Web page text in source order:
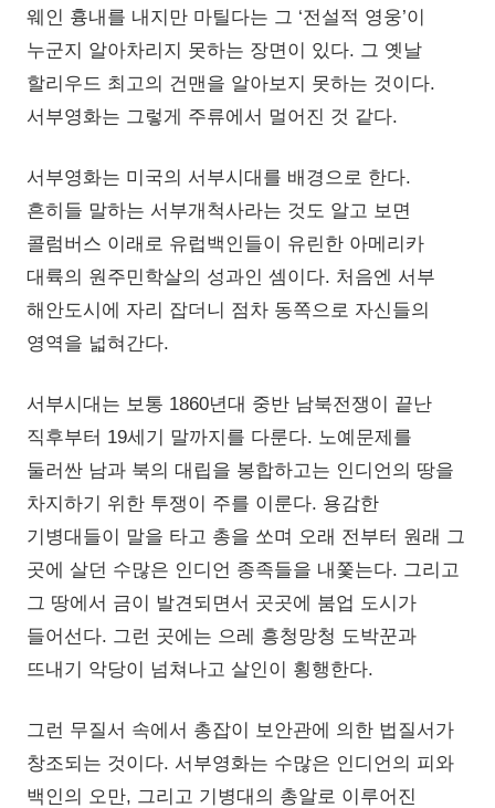
웨인 흉내를 내지만 마틸다는 그 ‘전설적 영웅’이
누군지 알아차리지 못하는 장면이 있다. 그 옛날
할리우드 최고의 건맨을 알아보지 못하는 것이다.
서부영화는 그렇게 주류에서 멀어진 것 같다.
서부영화는 미국의 서부시대를 배경으로 한다.
흔히들 말하는 서부개척사라는 것도 알고 보면
콜럼버스 이래로 유럽백인들이 유린한 아메리카
대륙의 원주민학살의 성과인 셈이다. 처음엔 서부
해안도시에 자리 잡더니 점차 동쪽으로 자신들의
영역을 넓혀간다.
서부시대는 보통 1860년대 중반 남북전쟁이 끝난
직후부터 19세기 말까지를 다룬다. 노예문제를
둘러싼 남과 북의 대립을 봉합하고는 인디언의 땅을
차지하기 위한 투쟁이 주를 이룬다. 용감한
기병대들이 말을 타고 총을 쏘며 오래 전부터 원래 그
곳에 살던 수많은 인디언 종족들을 내쫓는다. 그리고
그 땅에서 금이 발견되면서 곳곳에 붐업 도시가
들어선다. 그런 곳에는 으레 흥청망청 도박꾼과
뜨내기 악당이 넘쳐나고 살인이 횡행한다.
그런 무질서 속에서 총잡이 보안관에 의한 법질서가
창조되는 것이다. 서부영화는 수많은 인디언의 피와
백인의 오만, 그리고 기병대의 총알로 이루어진